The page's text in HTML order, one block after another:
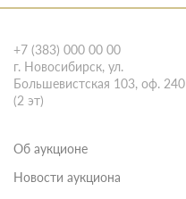
+7 (383) 000 00 00
г. Новосибирск, ул.
Большевистская 103, оф. 240
(2 эт)
Об аукционе
Новости аукциона